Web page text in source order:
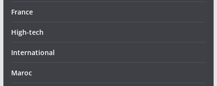
France
High-tech
International
Maroc